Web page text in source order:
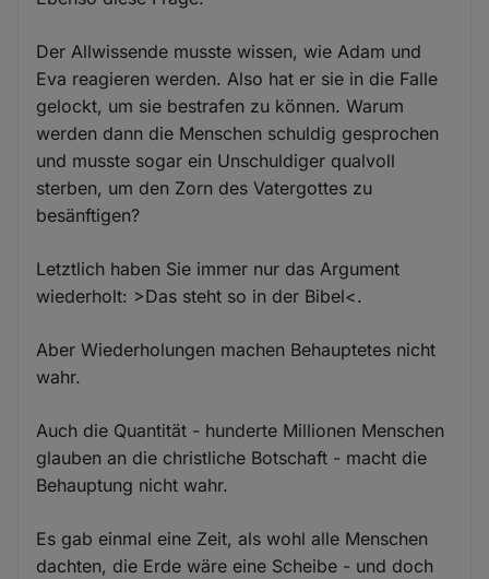
Der Allwissende musste wissen, wie Adam und
Eva reagieren werden. Also hat er sie in die Falle
gelockt, um sie bestrafen zu können. Warum
werden dann die Menschen schuldig gesprochen
und musste sogar ein Unschuldiger qualvoll
sterben, um den Zorn des Vatergottes zu
besänftigen?
Letztlich haben Sie immer nur das Argument
wiederholt: >Das steht so in der Bibel<.
Aber Wiederholungen machen Behauptetes nicht
wahr.
Auch die Quantität - hunderte Millionen Menschen
glauben an die christliche Botschaft - macht die
Behauptung nicht wahr.
Es gab einmal eine Zeit, als wohl alle Menschen
dachten, die Erde wäre eine Scheibe - und doch